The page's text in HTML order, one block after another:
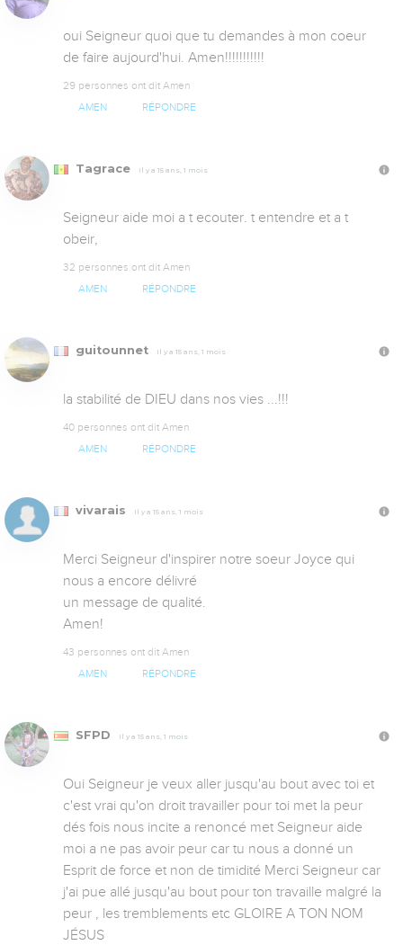
oui Seigneur quoi que tu demandes à mon coeur
de faire aujourd'hui. Amen!!!!!!!!!!!
29 personnes ont dit Amen
AMEN RÉPONDRE
Tagrace Il y a 15 ans, 1 mois
Seigneur aide moi a t ecouter. t entendre et a t
obeir,
32 personnes ont dit Amen
AMEN RÉPONDRE
guitounnet Il y a 15 ans, 1 mois
la stabilité de DIEU dans nos vies ...!!!
40 personnes ont dit Amen
AMEN RÉPONDRE
vivarais Il y a 15 ans, 1 mois
Merci Seigneur d'inspirer notre soeur Joyce qui
nous a encore délivré
un message de qualité.
Amen!
43 personnes ont dit Amen
AMEN RÉPONDRE
SFPD Il y a 15 ans, 1 mois
Oui Seigneur je veux aller jusqu'au bout avec toi et
c'est vrai qu'on droit travailler pour toi met la peur
dés fois nous incite a renoncé met Seigneur aide
moi a ne pas avoir peur car tu nous a donné un
Esprit de force et non de timidité Merci Seigneur car
j'ai pue allé jusqu'au bout pour ton travaille malgré la
peur , les tremblements etc GLOIRE A TON NOM
JÉSUS